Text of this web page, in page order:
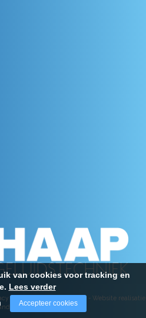
- algemene voorwaarden- Website realisatie
Groep
van cookies voor tracking en
Lees verder
Accepteer cookies